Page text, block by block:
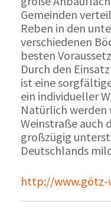
Gemeinden
Reben in den
verschiedenen
besten
Durch den
ist eine
ein individueller
Natürlich werden
Weinstraße auch
großzügig
Deutschlands
http://www.götz-